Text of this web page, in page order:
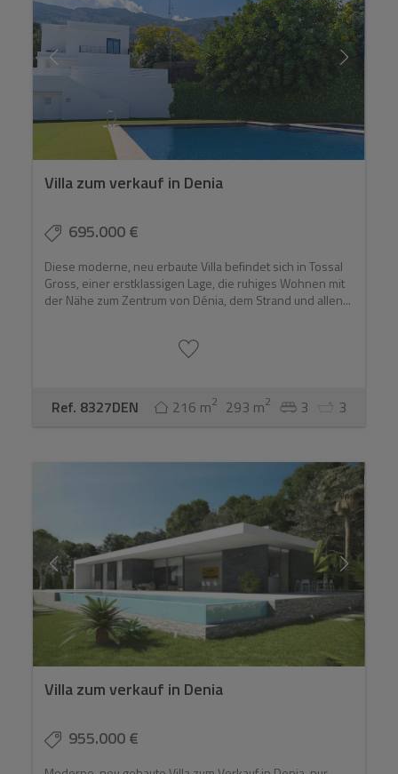
Villa zum verkauf in Denia
695.000 €
Diese moderne, neu erbaute Villa befindet sich in Tossal
Gross, einer erstklassigen Lage, die ruhiges Wohnen mit
der Nähe zum Zentrum von Dénia, dem Strand und allen...
Ref. 8327DEN 216 m2 293 m2 3 3
Villa zum verkauf in Denia
955.000 €